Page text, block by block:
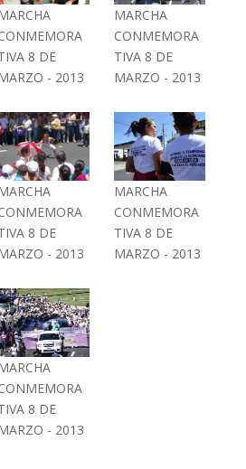
8 DE
- 2013
MARCHA
CONMEMORA
TIVA 8 DE
MARZO - 2013
8 DE
- 2013
MARCHA
CONMEMORA
TIVA 8 DE
MARZO - 2013
8 DE
- 2013